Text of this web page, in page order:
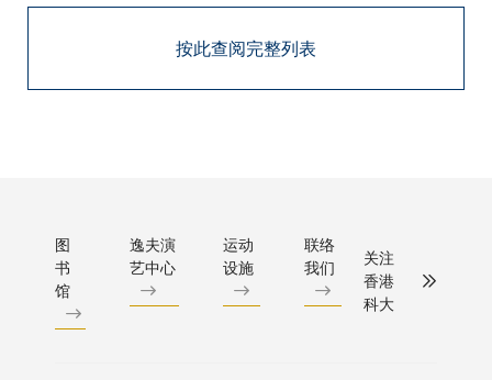
按此查阅完整列表
图
书
馆
逸夫演
艺中心
运动
设施
联络
我们
关注
香港
科大